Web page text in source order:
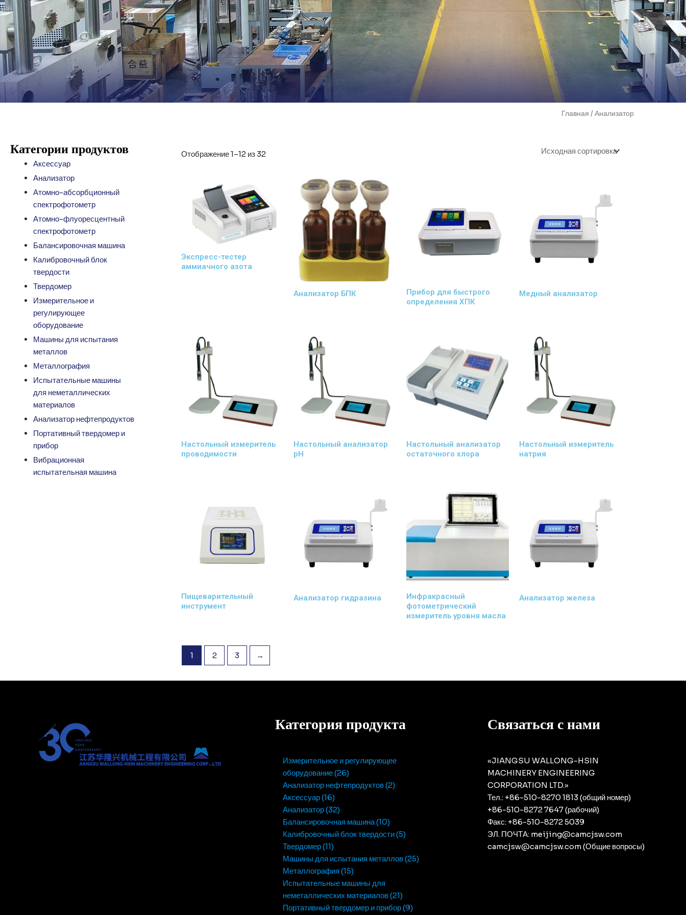
Главная / Анализатор
Категории продуктов
Аксессуар
Анализатор
Атомно-абсорбционный
спектрофотометр
Атомно-флуоресцентный
спектрофотометр
Балансировочная машина
Калибровочный блок
твердости
Твердомер
Измерительное и
регулирующее
оборудование
Машины для испытания
металлов
Металлография
Испытательные машины
для неметаллических
материалов
Анализатор нефтепродуктов
Портативный твердомер и
прибор
Вибрационная
испытательная машина
Отображение 1–12 из 32
Экспресс-тестер
аммиачного азота
Анализатор БПК
Прибор для быстрого
определения ХПК
Медный анализатор
Настольный измеритель
проводимости
Настольный анализатор
pH
Настольный анализатор
остаточного хлора
Настольный измеритель
натрия
Пищеварительный
инструмент
Анализатор гидразина
Инфракрасный
фотометрический
измеритель уровня масла
Анализатор железа
1 2 3 →
Категория продукта
Измерительное и регулирующее
оборудование 26
Анализатор нефтепродуктов 2
Аксессуар 16
Анализатор 32
Балансировочная машина 10
Калибровочный блок твердости 5
Твердомер 11
Машины для испытания металлов 25
Металлография 15
Испытательные машины для
неметаллических материалов 21
Портативный твердомер и прибор 9
Связаться с нами
«JIANGSU WALLONG-HSIN
MACHINERY ENGINEERING
CORPORATION LTD.»
Тел.: +86-510-8270 1813 (общий номер)
+86-510-8272 7647 (рабочий)
Факс: +86-510-8272 5039
ЭЛ. ПОЧТА: meijing@camcjsw.com
camcjsw@camcjsw.com (Общие вопросы)